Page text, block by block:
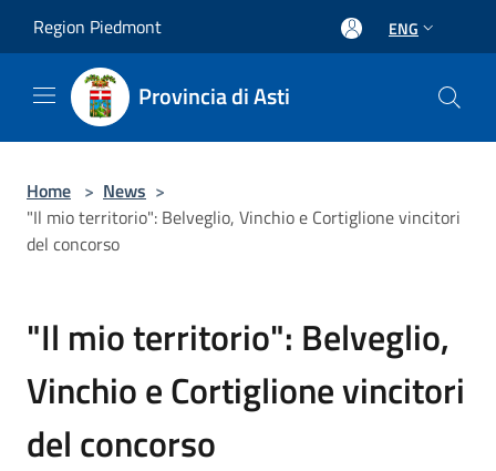
Region Piedmont ENG
Provincia di Asti
Home > News >
"Il mio territorio": Belveglio, Vinchio e Cortiglione vincitori
del concorso
"Il mio territorio": Belveglio,
Vinchio e Cortiglione vincitori
del concorso